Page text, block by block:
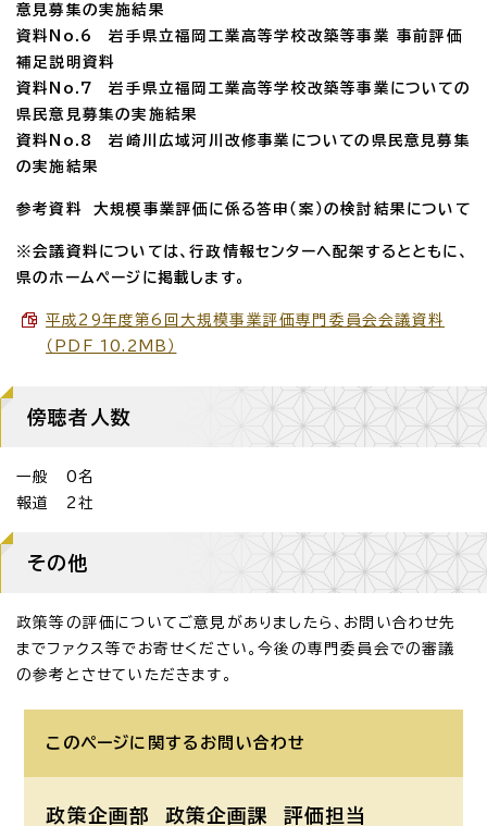
意見募集の実施結果
資料No.6 岩手県立福岡工業高等学校改築等事業 事前評価
補足説明資料
資料No.7 岩手県立福岡工業高等学校改築等事業についての
県民意見募集の実施結果
資料No.8 岩崎川広域河川改修事業についての県民意見募集
の実施結果
参考資料 大規模事業評価に係る答申（案）の検討結果について
※会議資料については、行政情報センターへ配架するとともに、
県のホームページに掲載します。
平成29年度第6回大規模事業評価専門委員会会議資料
（PDF 10.2MB）
傍聴者人数
一般 0名
報道 2社
その他
政策等の評価についてご意見がありましたら、お問い合わせ先
までファクス等でお寄せください。今後の専門委員会での審議
の参考とさせていただきます。
このページに関する お問い合わせ
政策企画部 政策企画課 評価担当